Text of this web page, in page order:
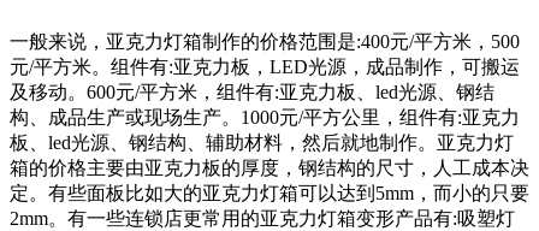
一般来说，亚克力灯箱制作的价格范围是:400元/平方米，500
元/平方米。组件有:亚克力板，LED光源，成品制作，可搬运
及移动。600元/平方米，组件有:亚克力板、led光源、钢结
构、成品生产或现场生产。1000元/平方公里，组件有:亚克力
板、led光源、钢结构、辅助材料，然后就地制作。亚克力灯
箱的价格主要由亚克力板的厚度，钢结构的尺寸，人工成本决
定。有些面板比如大的亚克力灯箱可以达到5mm，而小的只要
2mm。有一些连锁店更常用的亚克力灯箱变形产品有:吸塑灯